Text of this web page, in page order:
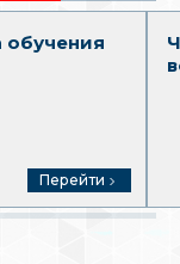
обучения
Перейти